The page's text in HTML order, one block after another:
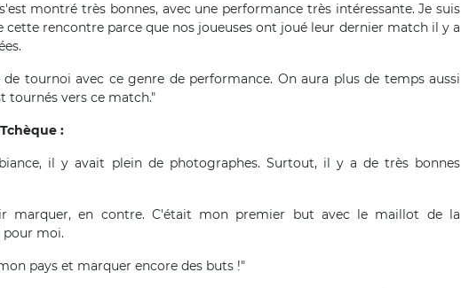
montré très bonnes, avec une performance très intéressante. Je suis
rencontre parce que nos joueuses ont joué leur dernier match il y a
tournoi avec ce genre de performance. On aura plus de temps aussi
tournés vers ce match."
:
il y avait plein de photographes. Surtout, il y a de très bonnes
marquer, en contre. C'était mon premier but avec le maillot de la
pour moi.
pays et marquer encore des buts !"